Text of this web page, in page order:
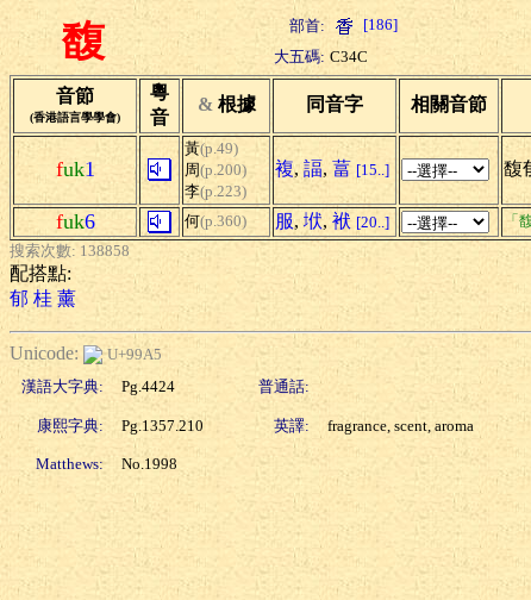
馥 部首: [186]
大五碼: C34C
音節
(香港語言學學會)
粵
音
& 根據 同音字 相關音節
fuk1
黃(p.49)
周(p.200)
李(p.223)
複, 諨, 葍 [15..] 馥
fuk6 何(p.360) 服, 垘, 袱 [20..]
「
搜索次數: 138858
配搭點:
郁 桂 薰
Unicode:
U+99A5
漢語大字典:
Pg.4424 普通話:
康熙字典: Pg.1357.210 英譯: fragrance, scent, aroma
Matthews: No.1998